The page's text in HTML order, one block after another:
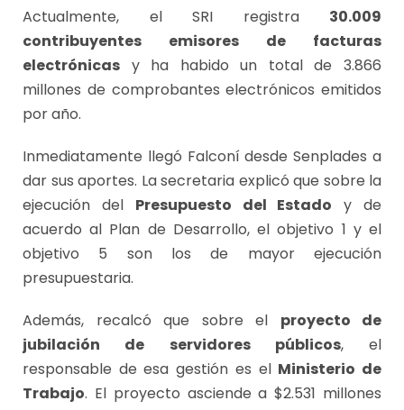
Actualmente, el SRI registra 30.009
contribuyentes emisores de facturas
electrónicas y ha habido un total de 3.866
millones de comprobantes electrónicos emitidos
por año.
Inmediatamente llegó Falconí desde Senplades a
dar sus aportes. La secretaria explicó que sobre la
ejecución del Presupuesto del Estado y de
acuerdo al Plan de Desarrollo, el objetivo 1 y el
objetivo 5 son los de mayor ejecución
presupuestaria.
Además, recalcó que sobre el proyecto de
jubilación de servidores públicos, el
responsable de esa gestión es el Ministerio de
Trabajo. El proyecto asciende a $2.531 millones